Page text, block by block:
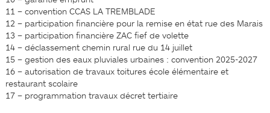
11 – convention CCAS LA TREMBLADE
12 – participation financière pour la remise en état rue des Marais
13 – participation financière ZAC fief de volette
14 – déclassement chemin rural rue du 14 juillet
15 – gestion des eaux pluviales urbaines : convention 2025-2027
16 – autorisation de travaux toitures école élémentaire et
restaurant scolaire
17 – programmation travaux décret tertiaire